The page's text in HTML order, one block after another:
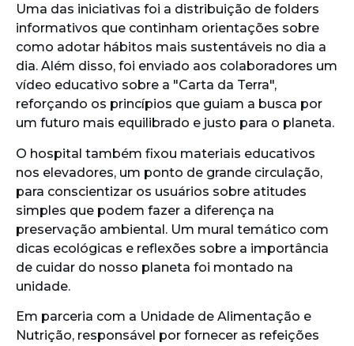
Uma das iniciativas foi a distribuição de folders
informativos que continham orientações sobre
como adotar hábitos mais sustentáveis no dia a
dia. Além disso, foi enviado aos colaboradores um
vídeo educativo sobre a "Carta da Terra",
reforçando os princípios que guiam a busca por
um futuro mais equilibrado e justo para o planeta.
O hospital também fixou materiais educativos
nos elevadores, um ponto de grande circulação,
para conscientizar os usuários sobre atitudes
simples que podem fazer a diferença na
preservação ambiental. Um mural temático com
dicas ecológicas e reflexões sobre a importância
de cuidar do nosso planeta foi montado na
unidade.
Em parceria com a Unidade de Alimentação e
Nutrição, responsável por fornecer as refeições